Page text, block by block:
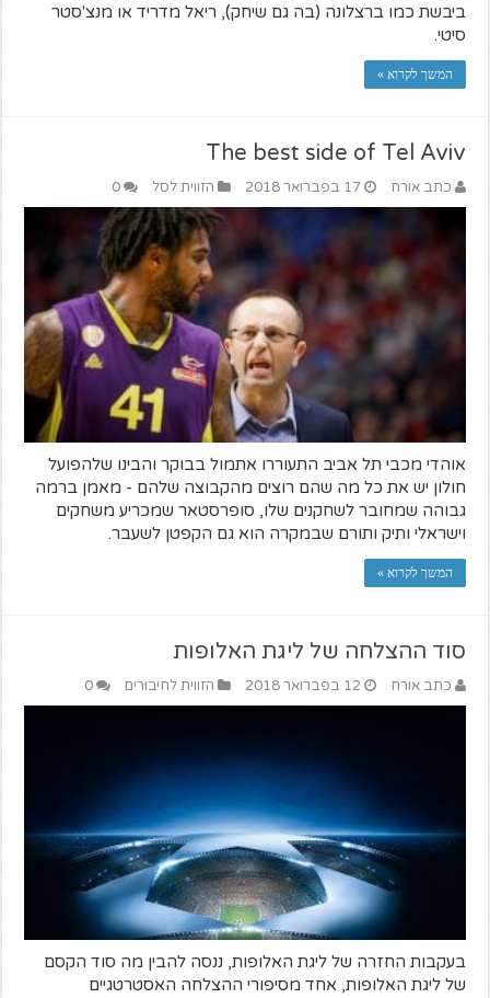
ביבשת כמו ברצלונה (בה גם שיחק), ריאל מדריד או מנצ'סטר
סיטי.
המשך לקרוא »
The best side of Tel Aviv
כתב אורח 17 בפברואר 2018 הזווית לסל 0
אוהדי מכבי תל אביב התעוררו אתמול בבוקר והבינו שלהפועל
חולון יש את כל מה שהם רוצים מהקבוצה שלהם - מאמן ברמה
גבוהה שמחובר לשחקנים שלו, סופרסטאר שמכריע משחקים
וישראלי ותיק ותורם שבמקרה הוא גם הקפטן לשעבר.
המשך לקרוא »
סוד ההצלחה של ליגת האלופות
כתב אורח 12 בפברואר 2018 הזווית לחיבורים 0
בעקבות החזרה של ליגת האלופות, ננסה להבין מה סוד הקסם
של ליגת האלופות, אחד מסיפורי ההצלחה האסטרטגיים